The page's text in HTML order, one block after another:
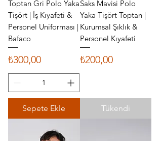
Toptan Gri Polo Yaka
Tişört | İş Kıyafeti &
Personel Uniforması |
Bafaco
Fiyat
₺300,00
Sepete Ekle
Saks Mavisi Polo
Yaka Tişört Toptan |
Kurumsal Şıklık &
Personel Kıyafeti
Fiyat
₺200,00
Tükendi